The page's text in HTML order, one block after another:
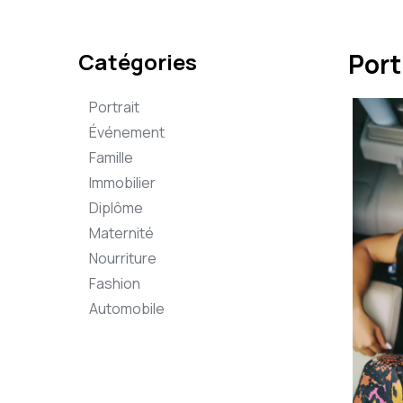
Catégories
Portrait
Événement
Famille
Immobilier
Diplôme
Maternité
Nourriture
Fashion
Automobile